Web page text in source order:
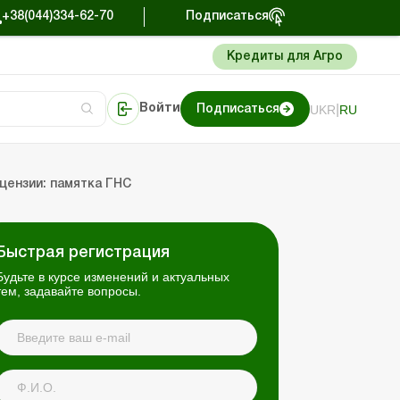
+38(044)334-62-70 Подписаться
Кредиты для Агро
Войти Подписаться UKR RU
памятка ГНС
регистрация
в курсе изменений и актуальных
задавайте вопросы.